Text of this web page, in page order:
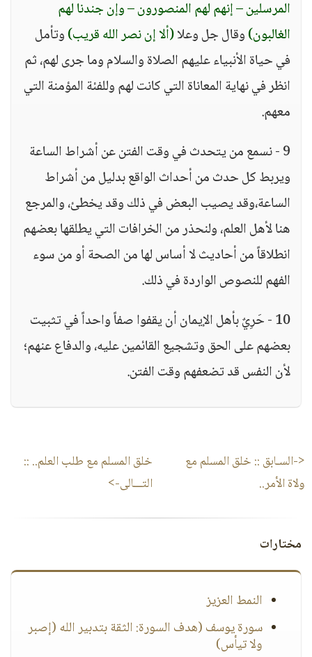
المرسلين – إنهم لهم المنصورون – وإن جندنا لهم
الغالبون)وقال جل وعلا(ألا إن نصر الله قريب)وتأمل
في حياة الأنبياء عليهم الصلاة والسلام وما جرى لهم، ثم
انظر في نهاية المعاناة التي كانت لهم وللفئة المؤمنة التي
معهم.
9 - نسمع من يتحدث في وقت الفتن عن أشراط الساعة
ويربط كل حدث من أحداث الواقع بدليل من أشراط
الساعة،وقد يصيب البعض في ذلك وقد يخطئ، والمرجع
هنا لأهل العلم، ولنحذر من الخرافات التي يطلقها بعضهم
انطلاقاً من أحاديث لا أساس لها من الصحة أو من سوء
الفهم للنصوص الواردة في ذلك.
10 - حَرِيٌ بأهل الإيمان أن يقفوا صفاً واحداً في تثبيت
بعضهم على الحق وتشجيع القائمين عليه، والدفاع عنهم؛
لأن النفس قد تضعفهم وقت الفتن.
<-السـابق :: خلق المسلم مع
ولاة الأمر..
خلق المسلم مع طلب العلم.. ::
التـــالى->
مختارات
النمط العزيز
سورة يوسف (هدف السورة: الثقة بتدبير الله (إصبر
ولا تيأس)